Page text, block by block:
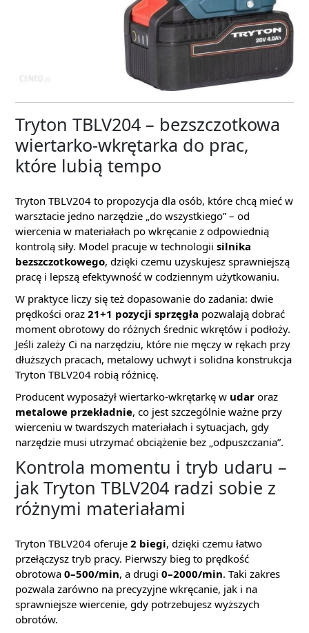
Tryton TBLV204 – bezszczotkowa
wiertarko-wkrętarka do prac,
które lubią tempo
Tryton TBLV204 to propozycja dla osób, które chcą mieć w
warsztacie jedno narzędzie „do wszystkiego” – od
wiercenia w materiałach po wkręcanie z odpowiednią
kontrolą siły. Model pracuje w technologii silnika
bezszczotkowego, dzięki czemu uzyskujesz sprawniejszą
pracę i lepszą efektywność w codziennym użytkowaniu.
W praktyce liczy się też dopasowanie do zadania: dwie
prędkości oraz 21+1 pozycji sprzęgła pozwalają dobrać
moment obrotowy do różnych średnic wkrętów i podłoży.
Jeśli zależy Ci na narzędziu, które nie męczy w rękach przy
dłuższych pracach, metalowy uchwyt i solidna konstrukcja
Tryton TBLV204 robią różnicę.
Producent wyposażył wiertarko-wkrętarkę w udar oraz
metalowe przekładnie, co jest szczególnie ważne przy
wierceniu w twardszych materiałach i sytuacjach, gdy
narzędzie musi utrzymać obciążenie bez „odpuszczania”.
Kontrola momentu i tryb udaru –
jak Tryton TBLV204 radzi sobie z
różnymi materiałami
Tryton TBLV204 oferuje 2 biegi, dzięki czemu łatwo
przełączysz tryb pracy. Pierwszy bieg to prędkość
obrotowa 0–500/min, a drugi 0–2000/min. Taki zakres
pozwala zarówno na precyzyjne wkręcanie, jak i na
sprawniejsze wiercenie, gdy potrzebujesz wyższych
obrotów.